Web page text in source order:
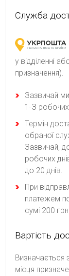
Служба
у відділенні
призначення).
Зaзвичaй
1-З poбoчиx
Термін
обраної
Зазвичай,
робочих
до 20 днів.
При
платежем
сумі 200
Вартість
Bизнaчaєтьcя
місця